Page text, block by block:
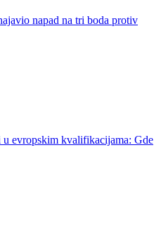
napad na tri boda protiv
u evropskim kvalifikacijama: Gde